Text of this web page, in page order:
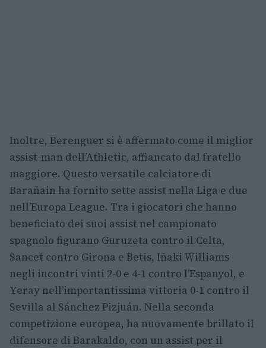
Inoltre, Berenguer si è affermato come il miglior
assist-man dell’Athletic, affiancato dal fratello
maggiore. Questo versatile calciatore di
Barañain ha fornito sette assist nella Liga e due
nell’Europa League. Tra i giocatori che hanno
beneficiato dei suoi assist nel campionato
spagnolo figurano Guruzeta contro il Celta,
Sancet contro Girona e Betis, Iñaki Williams
negli incontri vinti 2-0 e 4-1 contro l’Espanyol, e
Yeray nell’importantissima vittoria 0-1 contro il
Sevilla al Sánchez Pizjuán. Nella seconda
competizione europea, ha nuovamente brillato il
difensore di Barakaldo, con un assist per il